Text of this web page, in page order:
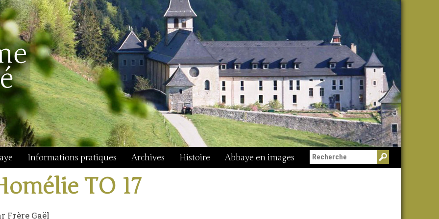
Informations pratiques Archives Histoire Abbaye en images
TO 17
Frère Gaël